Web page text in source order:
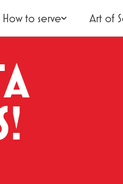
How to serve Art of